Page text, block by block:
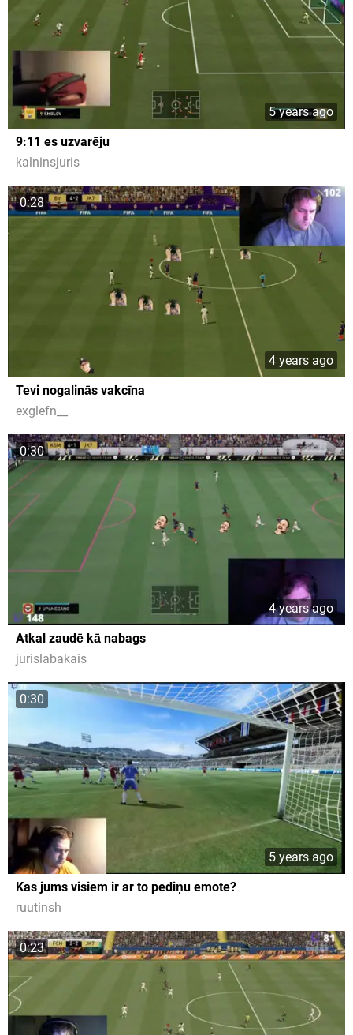
5 years ago
9:11 es uzvarēju
kalninsjuris
0:28
4 years ago
Tevi nogalinās vakcīna
exglefn__
0:30
4 years ago
Atkal zaudē kā nabags
jurislabakais
0:30
5 years ago
Kas jums visiem ir ar to pediņu emote?
ruutinsh
0:23